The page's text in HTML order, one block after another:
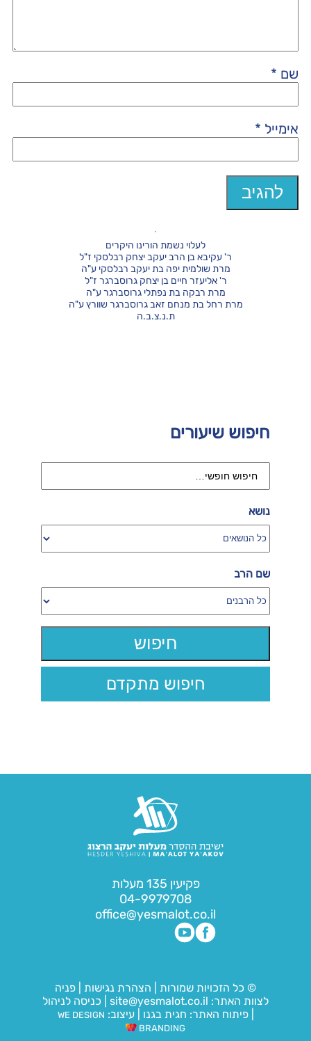
שם *
אימייל *
חיפוש שיעורים
נושא
שם הרב
חיפוש מתקדם
לעלוי נשמת הורינו היקרים
ר' עקיבא בן הרב יעקב יצחק רבלסקי ז"ל
מרת שולמית יפה בת יעקב רבלסקי ע"ה
ר' אליעזר חיים בן יצחק גרוסברגר ז"ל
מרת רבקה בת נפתלי גרוסברגר ע"ה
מרת רחל בת מנחם זאב גרוסברגר שוורץ ע"ה
ת.נ.צ.ב.ה
פקיעין 135 מעלות
04-9979708
office@yesmalot.co.il
© כל הזכויות שמורות הצהרת נגישות
פניה
לצוות האתר: site@yesmalot.co.il
כניסה לניהול
|פיתוח האתר: חגית בגנו עיצוב: WE DESIGN
BRANDING